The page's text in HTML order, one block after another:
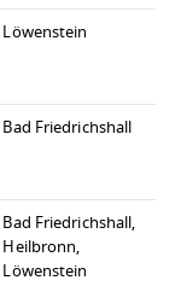
Löwenstein
Bad Friedrichshall
Bad Friedrichshall,
Heilbronn,
Löwenstein